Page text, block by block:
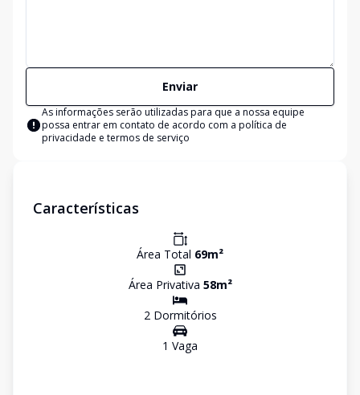
Enviar
As informações serão utilizadas para que a nossa equipe
possa entrar em contato de acordo com a política de
privacidade e termos de serviço
Características
Área Total 69m²
Área Privativa 58m²
2Dormitórios
1 Vaga